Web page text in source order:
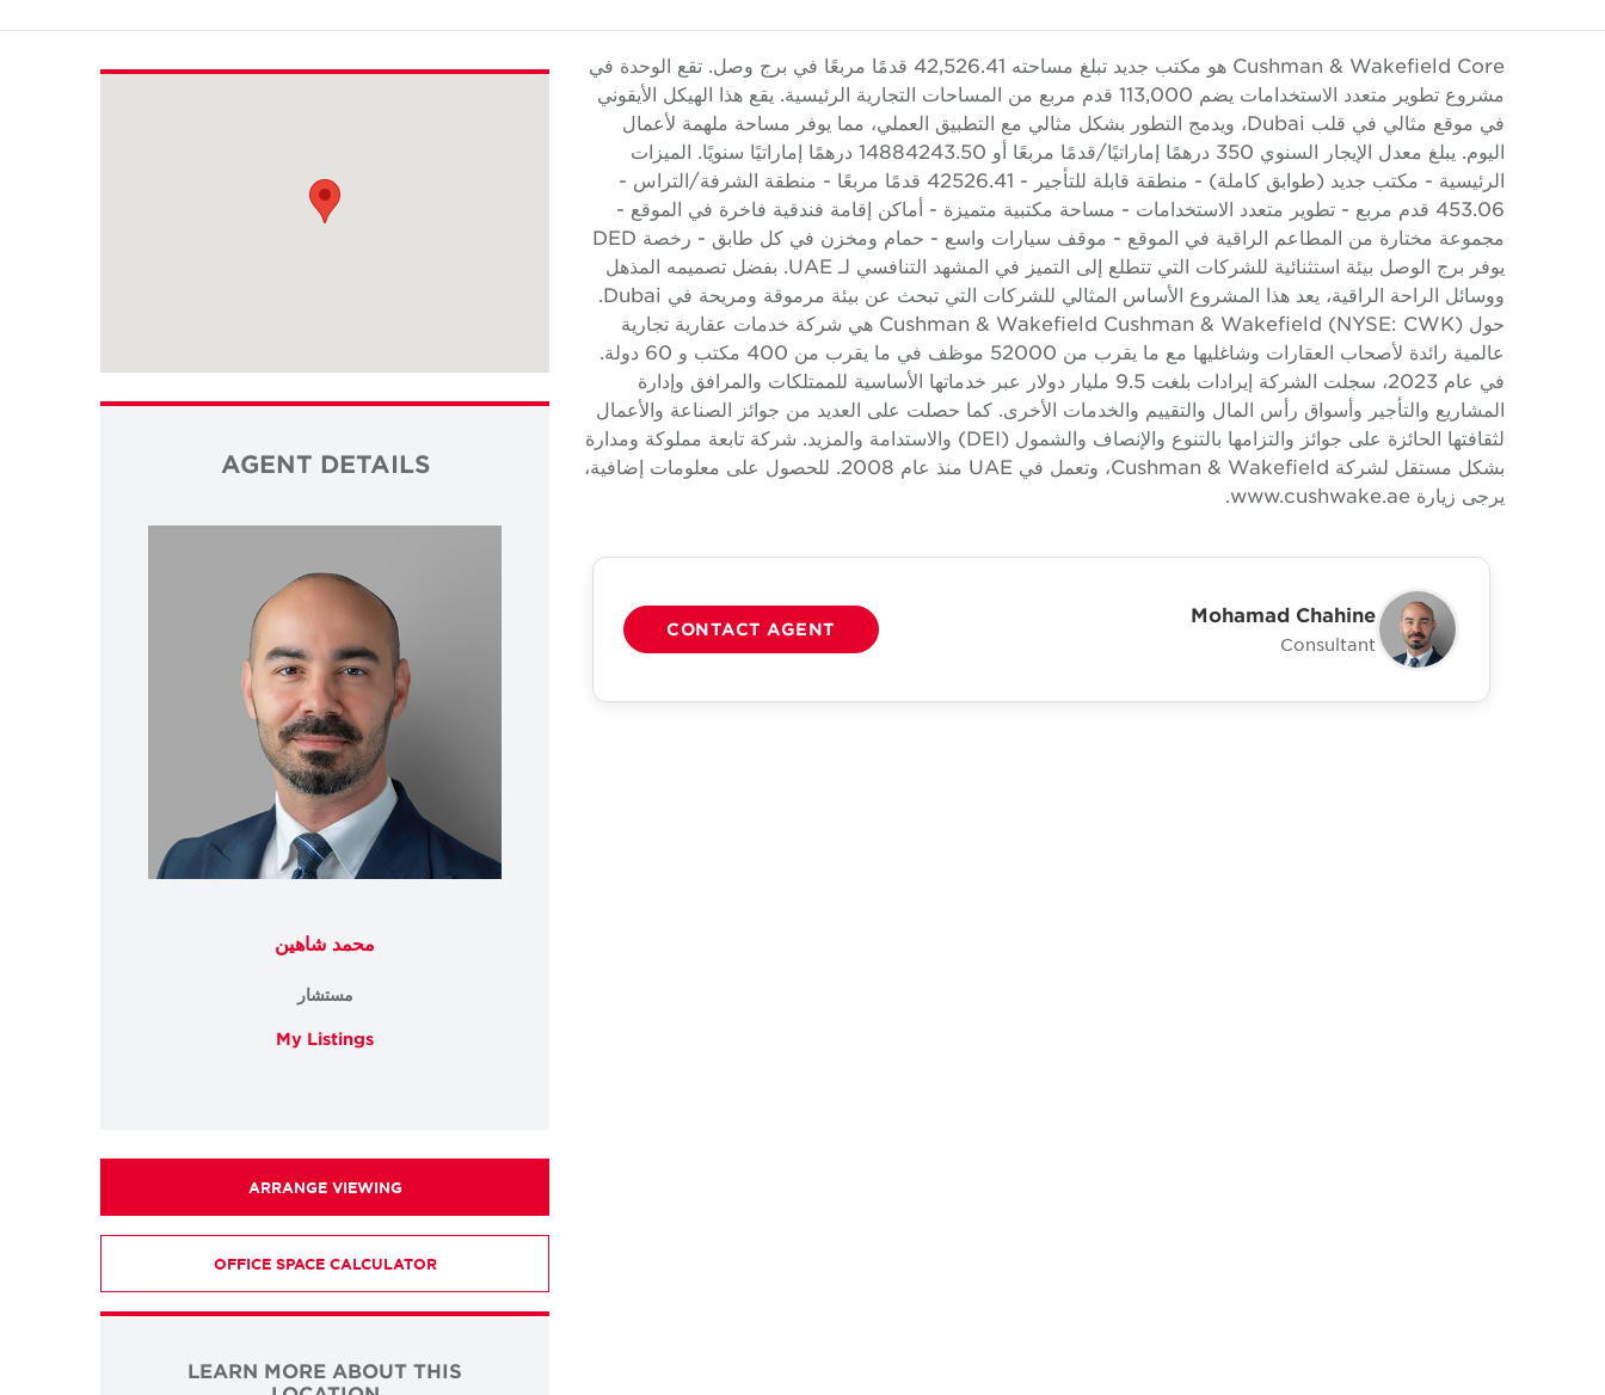
Cushman & Wakefield Core هو مكتب جديد تبلغ مساحته 42,526.41 قدمًا مربعًا في برج وصل. تقع الوحدة في
مشروع تطوير متعدد الاستخدامات يضم 113,000 قدم مربع من المساحات التجارية الرئيسية. يقع هذا الهيكل الأيقوني
في موقع مثالي في قلب Dubai، ويدمج التطور بشكل مثالي مع التطبيق العملي، مما يوفر مساحة ملهمة لأعمال
اليوم. يبلغ معدل الإيجار السنوي 350 درهمًا إماراتيًا/قدمًا مربعًا أو 14884243.50 درهمًا إماراتيًا سنويًا. الميزات
الرئيسية - مكتب جديد (طوابق كاملة) - منطقة قابلة للتأجير - 42526.41 قدمًا مربعًا - منطقة الشرفة/التراس -
453.06 قدم مربع - تطوير متعدد الاستخدامات - مساحة مكتبية متميزة - أماكن إقامة فندقية فاخرة في الموقع -
مجموعة مختارة من المطاعم الراقية في الموقع - موقف سيارات واسع - حمام ومخزن في كل طابق - رخصة DED
يوفر برج الوصل بيئة استثنائية للشركات التي تتطلع إلى التميز في المشهد التنافسي لـ UAE. بفضل تصميمه المذهل
ووسائل الراحة الراقية، يعد هذا المشروع الأساس المثالي للشركات التي تبحث عن بيئة مرموقة ومريحة في Dubai.
حول Cushman & Wakefield Cushman & Wakefield (NYSE: CWK) هي شركة خدمات عقارية تجارية
عالمية رائدة لأصحاب العقارات وشاغليها مع ما يقرب من 52000 موظف في ما يقرب من 400 مكتب و 60 دولة.
في عام 2023، سجلت الشركة إيرادات بلغت 9.5 مليار دولار عبر خدماتها الأساسية للممتلكات والمرافق وإدارة
المشاريع والتأجير وأسواق رأس المال والتقييم والخدمات الأخرى. كما حصلت على العديد من جوائز الصناعة والأعمال
لثقافتها الحائزة على جوائز والتزامها بالتنوع والإنصاف والشمول (DEI) والاستدامة والمزيد. شركة تابعة مملوكة ومدارة
بشكل مستقل لشركة Cushman & Wakefield، وتعمل في UAE منذ عام 2008. للحصول على معلومات إضافية،
يرجى زيارة www.cushwake.ae.
Mohamad Chahine
Consultant
CONTACT AGENT
AGENT DETAILS
محمد شاهين
مستشار
My Listings
ARRANGE VIEWING
OFFICE SPACE CALCULATOR
LEARN MORE ABOUT THIS